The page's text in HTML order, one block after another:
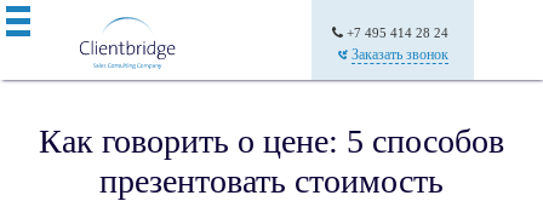
+7 495 414 28 24
Заказать звонок
Как говорить о цене: 5 способов
презентовать стоимость